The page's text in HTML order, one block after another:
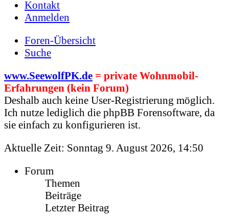
Kontakt
Anmelden
Foren-Übersicht
Suche
www.SeewolfPK.de = private Wohnmobil-
Erfahrungen (kein Forum)
Deshalb auch keine User-Registrierung möglich.
Ich nutze lediglich die phpBB Forensoftware, da
sie einfach zu konfigurieren ist.
Aktuelle Zeit: Sonntag 9. August 2026, 14:50
Forum
Themen
Beiträge
Letzter Beitrag